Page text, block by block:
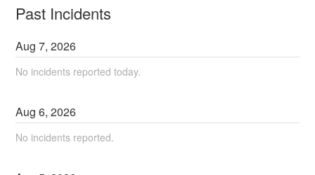
Past Incidents
Aug7,2026
No incidents reported today.
Aug6,2026
No incidents reported.